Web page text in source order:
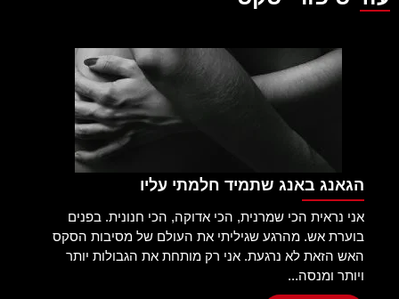
הגאנג באנג שתמיד חלמתי עליו
אני נראית הכי שמרנית, הכי אדוקה, הכי חנונית. בפנים
בוערת אש. מהרגע שגיליתי את העולם של מסיבות הסקס
האש הזאת לא נרגעת. אני רק מותחת את הגבולות יותר
ויותר ומנסה...